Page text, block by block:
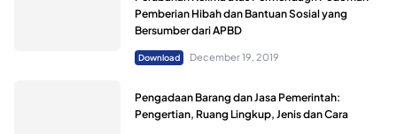
Pemberian Hibah dan Bantuan Sosial yang
Bersumber dari APBD
Download December 19, 2019
Pengadaan Barang dan Jasa Pemerintah:
Pengertian, Ruang Lingkup, Jenis dan Cara